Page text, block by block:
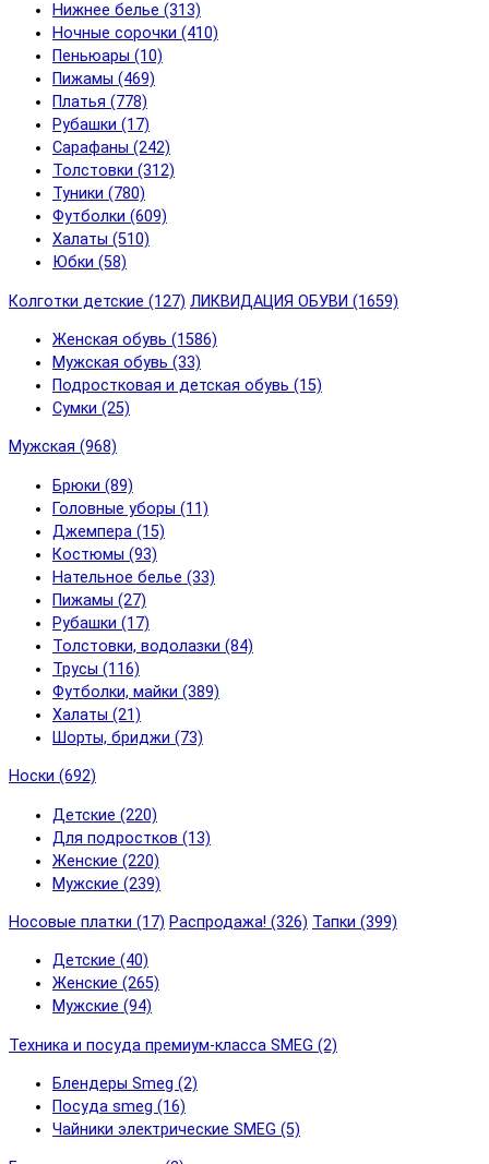
Нижнее белье (313)
Ночные сорочки (410)
Пеньюары (10)
Пижамы (469)
Платья (778)
Рубашки (17)
Сарафаны (242)
Толстовки (312)
Туники (780)
Футболки (609)
Халаты (510)
Юбки (58)
Колготки детские (127) ЛИКВИДАЦИЯ ОБУВИ (1659)
Женская обувь (1586)
Мужская обувь (33)
Подростковая и детская обувь (15)
Сумки (25)
Мужская (968)
Брюки (89)
Головные уборы (11)
Джемпера (15)
Костюмы (93)
Нательное белье (33)
Пижамы (27)
Рубашки (17)
Толстовки, водолазки (84)
Трусы (116)
Футболки, майки (389)
Халаты (21)
Шорты, бриджи (73)
Носки (692)
Детские (220)
Для подростков (13)
Женские (220)
Мужские (239)
Носовые платки (17) Распродажа! (326) Тапки (399)
Детские (40)
Женские (265)
Мужские (94)
Техника и посуда премиум-класса SMEG (2)
Блендеры Smeg (2)
Посуда smeg (16)
Чайники электрические SMEG (5)